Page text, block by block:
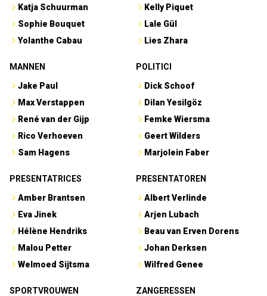
Katja Schuurman
Sophie Bouquet
Yolanthe Cabau
Kelly Piquet
Lale Gül
Lies Zhara
MANNEN
Jake Paul
Max Verstappen
René van der Gijp
Rico Verhoeven
Sam Hagens
POLITICI
Dick Schoof
Dilan Yesilgöz
Femke Wiersma
Geert Wilders
Marjolein Faber
PRESENTATRICES
Amber Brantsen
Eva Jinek
Hélène Hendriks
Malou Petter
Welmoed Sijtsma
PRESENTATOREN
Albert Verlinde
Arjen Lubach
Beau van Erven Dorens
Johan Derksen
Wilfred Genee
SPORTVROUWEN ZANGERESSEN